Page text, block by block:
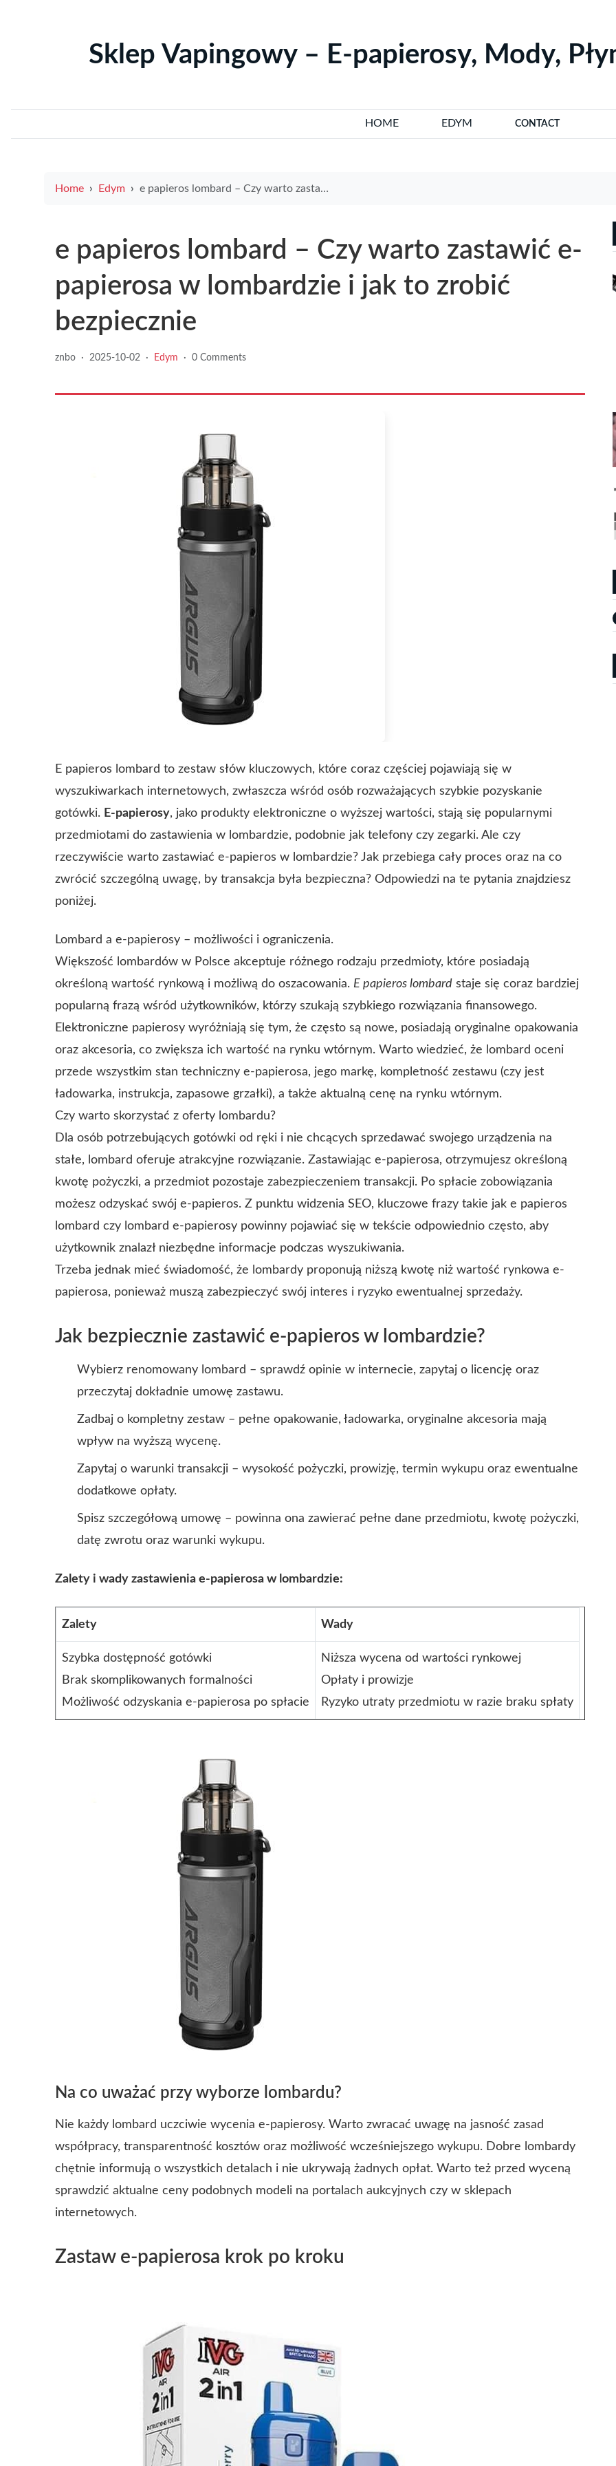
Sklep Vapingowy – E-papierosy, Mody,
HOME EDYM CONTACT
Home Edym e papieros lombard – Czy warto zastawić e-papierosa w lombardzie i jak to zrobić bezpiecznie
e papieros lombard – Czy warto zastawić e-
papierosa w lombardzie i jak to zrobić
bezpiecznie
znbo · 2025-10-02 · Edym · 0 Comments
E papieros lombard to zestaw słów kluczowych, które coraz częściej pojawiają się w
wyszukiwarkach internetowych, zwłaszcza wśród osób rozważających szybkie pozyskanie
gotówki. E-papierosy, jako produkty elektroniczne o wyższej wartości, stają się popularnymi
przedmiotami do zastawienia w lombardzie, podobnie jak telefo​ny czy zegarki. Ale czy
rzeczywiście warto zastawiać e-papieros w lombardzie? Jak przebiega cały proces oraz na co
zwrócić szczególną uwagę, by transakcja była bezpieczna? Odpowiedzi na te pytania znajdziesz
poniżej.
Lombard a e-papierosy – możliwości i ograniczenia.
Większość lombardów w Polsce akceptuje różnego rodzaju przedmioty, które posiadają
określoną wartość rynkową i możliwą do oszacowania. E papieros lombard staje się coraz bardziej
popularną frazą wśród użytkowników, którzy szukają szybkiego rozwiązania finansowego.
Elektroniczne papierosy wyróżniają się tym, że często są nowe, posiadają oryginalne opakowania
oraz akcesoria, co zwiększa ich wartość na rynku wtórnym. Warto wiedzieć, że lombard oceni
przede wszystkim stan techniczny e-papierosa, jego markę, kompletność zestawu (czy jest
ładowarka, instrukcja, zapasowe grzałki), a także aktualną cenę na rynku wtórnym.
Czy warto skorzystać z oferty lombardu?
Dla osób potrzebujących gotówki od ręki i nie chcących sprzedawać swojego urządzenia na
stałe, lombard oferuje atrakcyjne rozwiązanie. Zastawiając e-papierosa, otrzymujesz określoną
kwotę pożyczki, a przedmiot pozostaje zabezpieczeniem transakcji. Po spłacie zobowiązania
możesz odzyskać swój e-papieros. Z punktu widzenia SEO, kluczowe frazy takie jak e papieros
lombard czy lombard e-papierosy powinny pojawiać się w tekście odpowiednio często, aby
użytkownik znalazł niezbędne informacje podczas wyszukiwania.
Trzeba jednak mieć świadomość, że lombardy proponują niższą kwotę niż wartość rynkowa e-
papierosa, ponieważ muszą zabezpieczyć swój interes i ryzyko ewentualnej sprzedaży.
Jak bezpiecznie zastawić e-papieros w lombardzie?
Wybierz renomowany lombard – sprawdź opinie w internecie, zapytaj o licencję oraz
przeczytaj dokładnie umowę zastawu.
Zadbaj o kompletny zestaw – pełne opakowanie, ładowarka, oryginalne akcesoria mają
wpływ na wyższą wycenę.
Zapytaj o warunki transakcji – wysokość pożyczki, prowizję, termin wykupu oraz ewentualne
dodatkowe opłaty.
Spisz szczegółową umowę – powinna ona zawierać pełne dane przedmiotu, kwotę pożyczki,
datę zwrotu oraz warunki wykupu.
Zalety i wady zastawienia e-papierosa w lombardzie:
Zalety Wady
Szybka dostępność gotówki
Brak skomplikowanych formalności
Możliwość odzyskania e-papierosa po spłacie
Niższa wycena od wartości rynkowej
Opłaty i prowizje
Ryzyko utraty przedmiotu w razie braku spłaty
Na co uważać przy wyborze lombardu?
Nie każdy lombard uczciwie wycenia e-papierosy. Warto zwracać uwagę na jasność zasad
współpracy, transparentność kosztów oraz możliwość wcześniejszego wykupu. Dobre lombardy
chętnie informują o wszystkich detalach i nie ukrywają żadnych opłat. Warto też przed wyceną
sprawdzić aktualne ceny podobnych modeli na portalach aukcyjnych czy w sklepach
internetowych.
Zastaw e-papierosa krok po kroku